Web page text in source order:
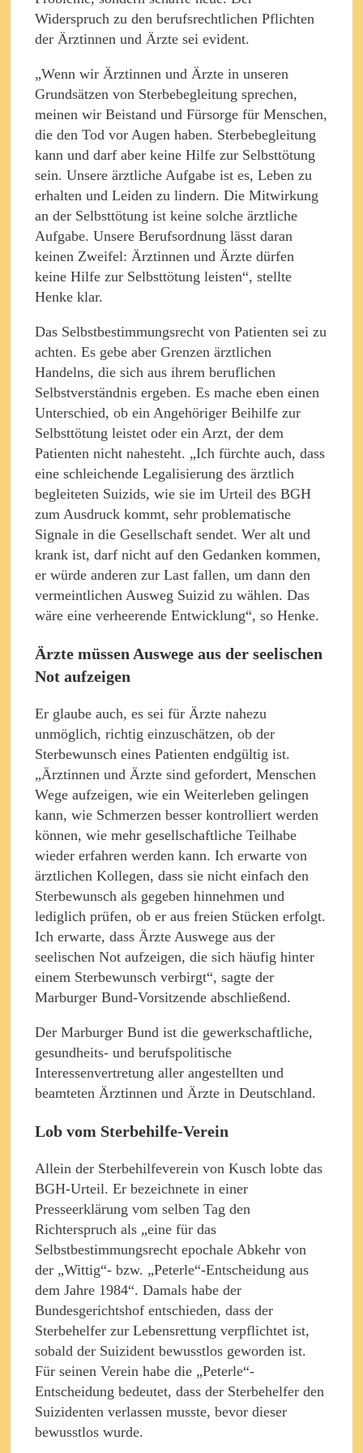
Widerspruch zu den berufsrechtlichen Pflichten
der Ärztinnen und Ärzte sei evident.
„Wenn wir Ärztinnen und Ärzte in unseren
Grundsätzen von Sterbebegleitung sprechen,
meinen wir Beistand und Fürsorge für Menschen,
die den Tod vor Augen haben. Sterbebegleitung
kann und darf aber keine Hilfe zur Selbsttötung
sein. Unsere ärztliche Aufgabe ist es, Leben zu
erhalten und Leiden zu lindern. Die Mitwirkung
an der Selbsttötung ist keine solche ärztliche
Aufgabe. Unsere Berufsordnung lässt daran
keinen Zweifel: Ärztinnen und Ärzte dürfen
keine Hilfe zur Selbsttötung leisten“, stellte
Henke klar.
Das Selbstbestimmungsrecht von Patienten sei zu
achten. Es gebe aber Grenzen ärztlichen
Handelns, die sich aus ihrem beruflichen
Selbstverständnis ergeben. Es mache eben einen
Unterschied, ob ein Angehöriger Beihilfe zur
Selbsttötung leistet oder ein Arzt, der dem
Patienten nicht nahesteht. „Ich fürchte auch, dass
eine schleichende Legalisierung des ärztlich
begleiteten Suizids, wie sie im Urteil des BGH
zum Ausdruck kommt, sehr problematische
Signale in die Gesellschaft sendet. Wer alt und
krank ist, darf nicht auf den Gedanken kommen,
er würde anderen zur Last fallen, um dann den
vermeintlichen Ausweg Suizid zu wählen. Das
wäre eine verheerende Entwicklung“, so Henke.
Ärzte müssen Auswege aus der seelischen
Not aufzeigen
Er glaube auch, es sei für Ärzte nahezu
unmöglich, richtig einzuschätzen, ob der
Sterbewunsch eines Patienten endgültig ist.
„Ärztinnen und Ärzte sind gefordert, Menschen
Wege aufzeigen, wie ein Weiterleben gelingen
kann, wie Schmerzen besser kontrolliert werden
können, wie mehr gesellschaftliche Teilhabe
wieder erfahren werden kann. Ich erwarte von
ärztlichen Kollegen, dass sie nicht einfach den
Sterbewunsch als gegeben hinnehmen und
lediglich prüfen, ob er aus freien Stücken erfolgt.
Ich erwarte, dass Ärzte Auswege aus der
seelischen Not aufzeigen, die sich häufig hinter
einem Sterbewunsch verbirgt“, sagte der
Marburger Bund-Vorsitzende abschließend.
Der Marburger Bund ist die gewerkschaftliche,
gesundheits- und berufspolitische
Interessenvertretung aller angestellten und
beamteten Ärztinnen und Ärzte in Deutschland.
Lob vom Sterbehilfe-Verein
Allein der Sterbehilfeverein von Kusch lobte das
BGH-Urteil. Er bezeichnete in einer
Presseerklärung vom selben Tag den
Richterspruch als „eine für das
Selbstbestimmungsrecht epochale Abkehr von
der „Wittig“- bzw. „Peterle“-Entscheidung aus
dem Jahre 1984“. Damals habe der
Bundesgerichtshof entschieden, dass der
Sterbehelfer zur Lebensrettung verpflichtet ist,
sobald der Suizident bewusstlos geworden ist.
Für seinen Verein habe die „Peterle“-
Entscheidung bedeutet, dass der Sterbehelfer den
Suizidenten verlassen musste, bevor dieser
bewusstlos wurde.